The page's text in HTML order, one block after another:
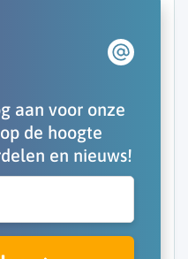
aan voor onze
de hoogte
en nieuws!